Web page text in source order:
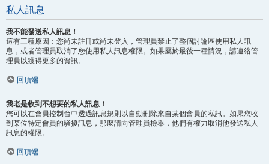
私人訊息
我不能發送私人訊息！
這有三種原因：您尚未註冊或尚未登入，管理員禁止了整個討論區使用私人訊
息，或者管理員取消了您使用私人訊息權限。如果屬於最後一種情況，請連絡管
理員以獲得更多的資訊。
回頂端
我老是收到不想要的私人訊息！
您可以在會員控制台中透過訊息規則以自動刪除來自某個會員的私訊。如果您收
到某位特定會員的騷擾訊息，那麼請向管理員檢舉，他們有權力取消他發送私人
訊息的權限。
回頂端